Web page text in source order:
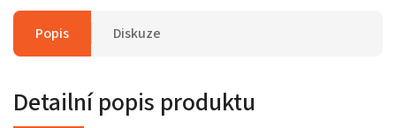
Popis Diskuze
Detailní popis produktu